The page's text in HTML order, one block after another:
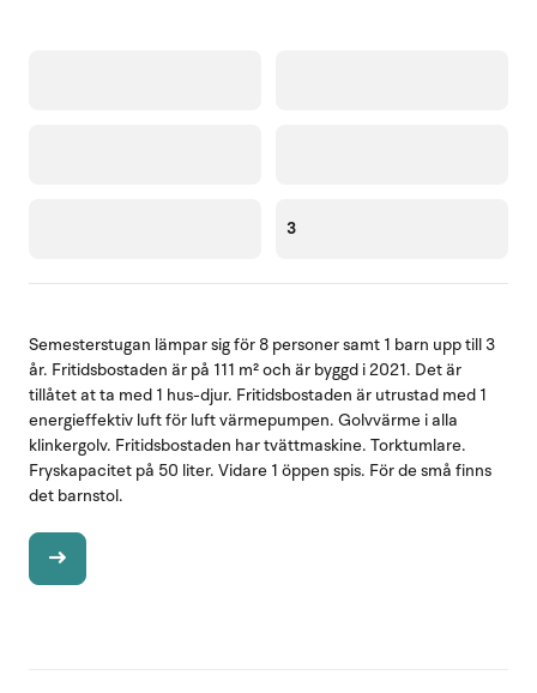
3
Semesterstugan lämpar sig för 8 personer samt 1 barn upp till 3
år. Fritidsbostaden är på 111 m² och är byggd i 2021. Det är
tillåtet at ta med 1 hus-djur. Fritidsbostaden är utrustad med 1
energieffektiv luft för luft värmepumpen. Golvvärme i alla
klinkergolv. Fritidsbostaden har tvättmaskine. Torktumlare.
Fryskapacitet på 50 liter. Vidare 1 öppen spis. För de små finns
det barnstol.